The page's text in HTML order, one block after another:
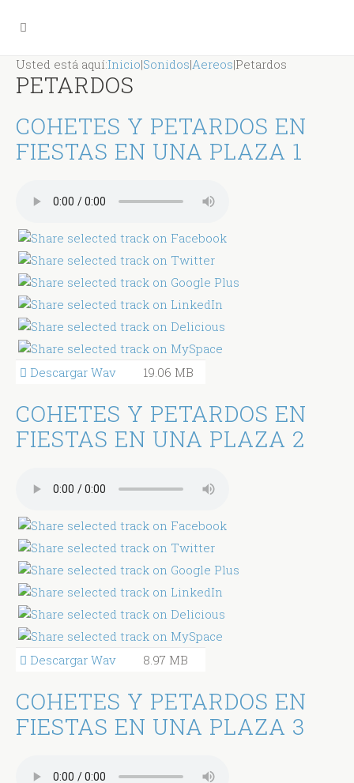
Usted está aquí:Inicio|Sonidos|Aereos|Petardos
PETARDOS
COHETES Y PETARDOS EN
FIESTAS EN UNA PLAZA 1
Descargar Wav 19.06 MB
COHETES Y PETARDOS EN
FIESTAS EN UNA PLAZA 2
Descargar Wav 8.97 MB
COHETES Y PETARDOS EN
FIESTAS EN UNA PLAZA 3